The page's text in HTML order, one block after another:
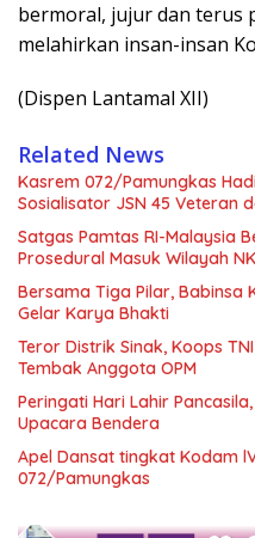
bermoral, jujur dan terus
melahirkan insan-insan
(Dispen Lantamal XII)
Related News
Kasrem 072/Pamungkas
Sosialisator JSN 45 Veteran
Satgas Pamtas RI-Malaysia
Prosedural Masuk Wilayah
Bersama Tiga Pilar, Babinsa
Gelar Karya Bhakti
Teror Distrik Sinak, Koops
Tembak Anggota OPM
Peringati Hari Lahir
Upacara Bendera
Apel Dansat tingkat Kodam
072/Pamungkas